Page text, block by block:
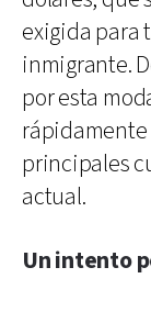
exigida para
inmigrante.
por esta
rápidamente
principales
actual.
Un intento